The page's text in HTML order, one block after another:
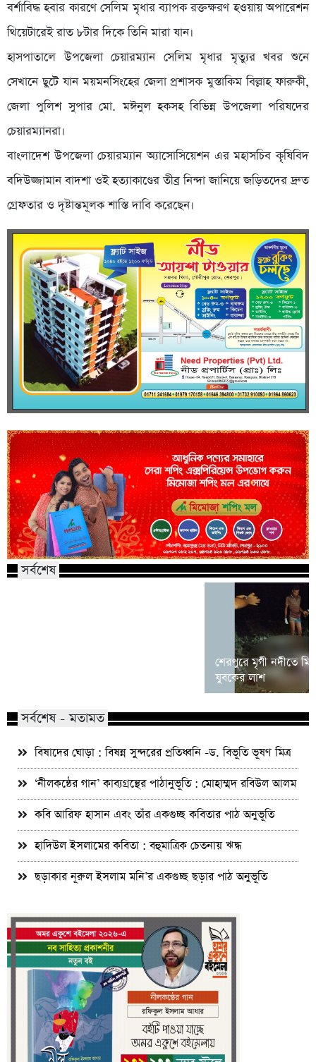
বর্শাবিদ্ধ হবার কারণে সেলিম মৃধার ব্যাপক রক্তক্ষরণ হওয়ায় অপারেশন
থিয়েটারেই রাত ৮টার দিকে তিনি মারা যান।
হাসপাতালে উপজেলা চেয়ারম্যান সেলিম মৃধার মৃত্যুর খবর শুনে
সেখানে ছুটে যান ময়মনসিংহের জেলা প্রশাসক মুস্তাকিম বিল্লাহ ফারুকী,
জেলা পুলিশ সুপার মো. মঈনুল হকসহ বিভিন্ন উপজেলা পরিষদের
চেয়ারম্যানরা।
বাংলাদেশ উপজেলা চেয়ারম্যান অ্যাসোসিয়েশন এর মহাসচিব কৃষিবিদ
বদিউজ্জামান বাদশা ওই হত্যাকাণ্ডের তীব্র নিন্দা জানিয়ে জড়িতদের দ্রুত
গ্রেফতার ও দৃষ্টান্তমূলক শাস্তি দাবি করেছেন।
সর্বশেষ
শেরপুরে মৃগী নদীতে
যুবকের লাশ
সর্বশেষ - মতামত
বিষাদের ঘোড়া : বিষন্ন সুন্দরের প্রতিধ্বনি -ড. বিভূতি ভূষণ মিত্র
‘নীলকন্ঠের গান’ কাব্যগ্রন্থের পাঠানুভূতি : মোহাম্মদ রবিউল আলম
কবি আরিফ হাসান এবং তাঁর একগুচ্ছ কবিতার পাঠ অনুভূতি
হাদিউল ইসলামের কবিতা : বহুমাত্রিক চেতনায় ঋদ্ধ
ছড়াকার নূরুল ইসলাম মনি’র একগুচ্ছ ছড়ার পাঠ অনুভূতি